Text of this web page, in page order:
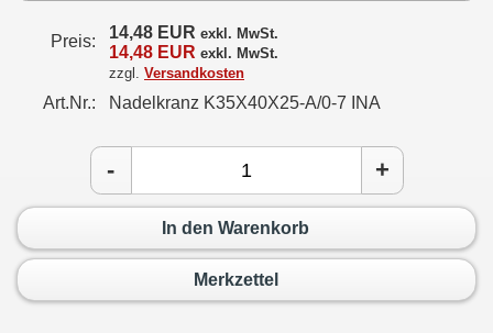
Preis: 14,48 EUR exkl. MwSt.
14,48 EUR exkl. MwSt.
zzgl. Versandkosten
Art.Nr.: Nadelkranz K35X40X25-A/0-7 INA
- +
In den Warenkorb
Merkzettel